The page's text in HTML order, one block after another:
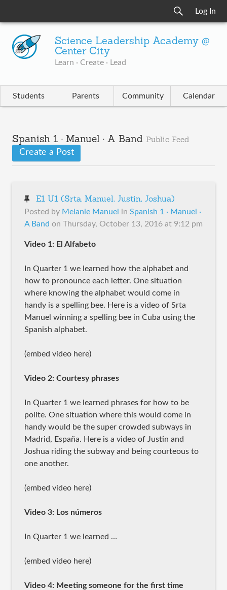
Log In
Science Leadership Academy @
Center City
Learn · Create · Lead
Students Parents Community Calendar
Spanish 1 · Manuel · A Band Public Feed
Create a Post
E1 U1 (Srta. Manuel, Justin, Joshua)
Posted by Melanie Manuel in Spanish 1 · Manuel ·
A Band on Thursday, October 13, 2016 at 9:12 pm
Video 1: El Alfabeto
In Quarter 1 we learned how the alphabet and
how to pronounce each letter. One situation
where knowing the alphabet would come in
handy is a spelling bee. Here is a video of Srta
Manuel winning a spelling bee in Cuba using the
Spanish alphabet.
(embed video here)
Video 2: Courtesy phrases
In Quarter 1 we learned phrases for how to be
polite. One situation where this would come in
handy would be the super crowded subways in
Madrid, España. Here is a video of Justin and
Joshua riding the subway and being courteous to
one another.
(embed video here)
Video 3: Los números
In Quarter 1 we learned …
(embed video here)
Video 4: Meeting someone for the first time